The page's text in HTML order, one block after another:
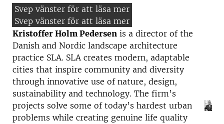
Kristoffer Holm Pedersen is a director of the
Danish and Nordic landscape architecture
practice SLA. SLA creates modern, adaptable
cities that inspire community and diversity
through innovative use of nature, design,
sustainability and technology. The firm’s
projects solve some of today’s hardest urban
problems while creating genuine life quality